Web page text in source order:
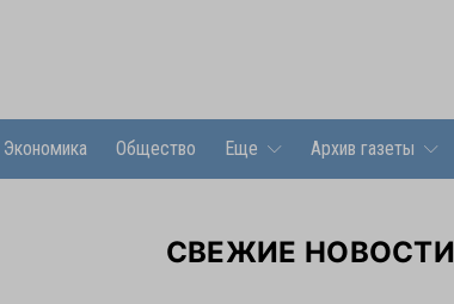
Экономика Общество Еще Архив газеты
СВЕЖИЕ НОВОСТИ